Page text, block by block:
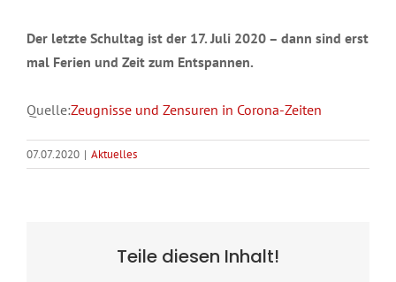
Der letzte Schultag ist der 17. Juli 2020 – dann sind erst
mal Ferien und Zeit zum Entspannen.
Quelle:Zeugnisse und Zensuren in Corona-Zeiten
07.07.2020 | Aktuelles
Teile diesen Inhalt!